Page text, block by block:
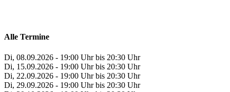
Alle Termine
Di, 08.09.2026 - 19:00 Uhr bis 20:30 Uhr
Di, 15.09.2026 - 19:00 Uhr bis 20:30 Uhr
Di, 22.09.2026 - 19:00 Uhr bis 20:30 Uhr
Di, 29.09.2026 - 19:00 Uhr bis 20:30 Uhr